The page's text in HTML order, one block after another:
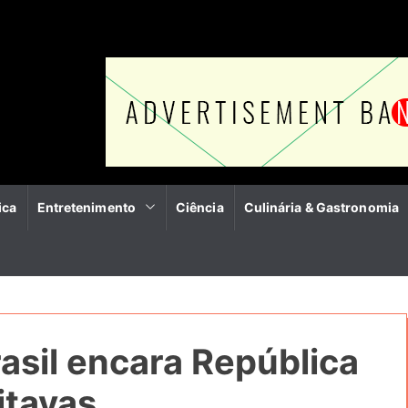
Entretenimento Ciência Culinária & Gastronomia
encara República